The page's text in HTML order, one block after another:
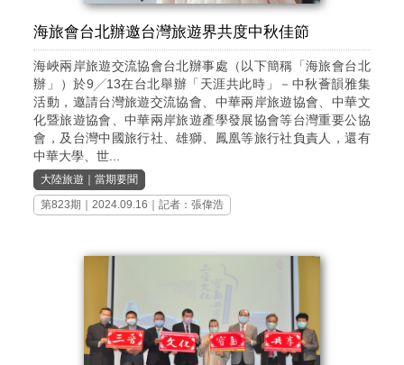
海旅會台北辦邀台灣旅遊界共度中秋佳節
海峽兩岸旅遊交流協會台北辦事處（以下簡稱「海旅會台北
辦」）於9╱13在台北舉辦「天涯共此時」－中秋薈韻雅集
活動，邀請台灣旅遊交流協會、中華兩岸旅遊協會、中華文
化暨旅遊協會、中華兩岸旅遊產學發展協會等台灣重要公協
會，及台灣中國旅行社、雄獅、鳳凰等旅行社負責人，還有
中華大學、世...
大陸旅遊 ｜當期要聞
第823期
｜2024.09.16｜記者：張偉浩